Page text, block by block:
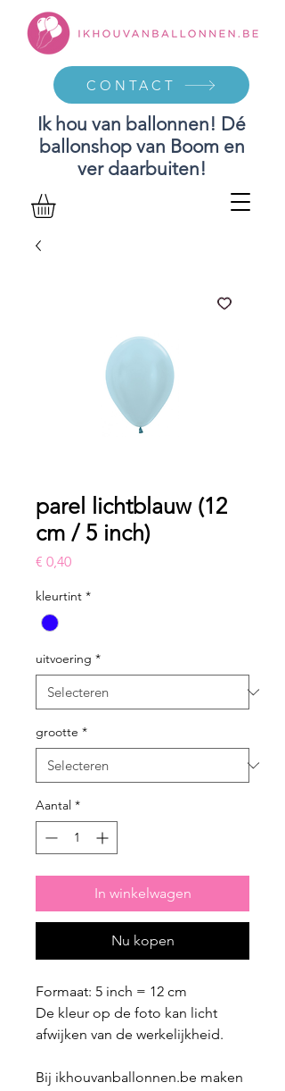
Ik hou van ballonnen! Dé
ballonshop van Boom en
ver daarbuiten!
CONTACT
parel lichtblauw (12
cm / 5 inch)
€ 0,40Prijs
kleurtint *
uitvoering *
grootte *
Aantal *
In winkelwagen
Nu kopen
Formaat: 5 inch = 12 cm
De kleur op de foto kan licht
afwijken van de werkelijkheid.
Bij ikhouvanballonnen.be maken